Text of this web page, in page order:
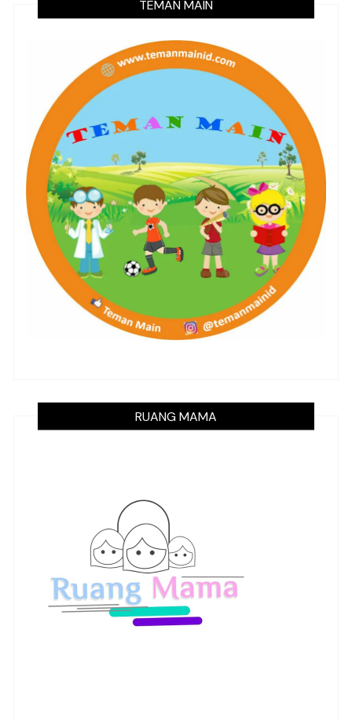
TEMAN MAIN
RUANG MAMA